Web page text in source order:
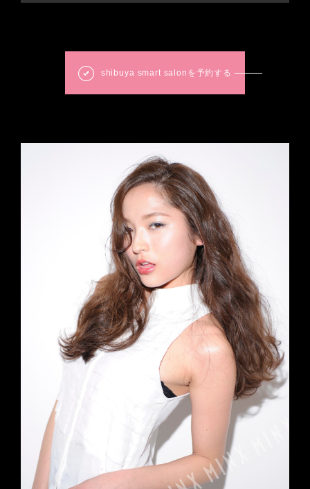
shibuya smart salonを予約する